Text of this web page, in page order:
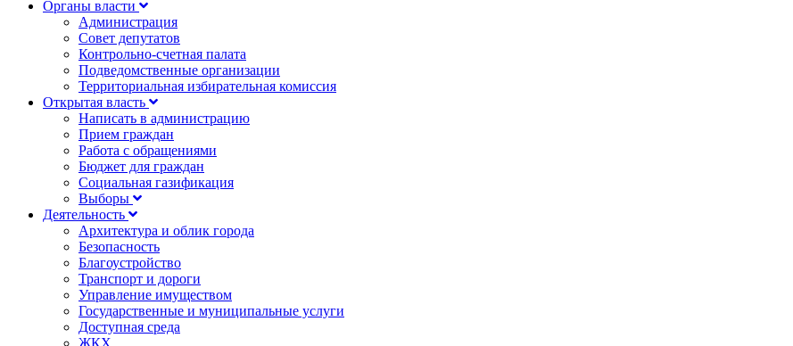
Органы власти
Администрация
Совет депутатов
Контрольно-счетная палата
Подведомственные организации
Территориальная избирательная комиссия
Открытая власть
Написать в администрацию
Прием граждан
Работа с обращениями
Бюджет для граждан
Социальная газификация
Выборы
Деятельность
Архитектура и облик города
Безопасность
Благоустройство
Транспорт и дороги
Управление имуществом
Государственные и муниципальные услуги
Доступная среда
ЖКХ